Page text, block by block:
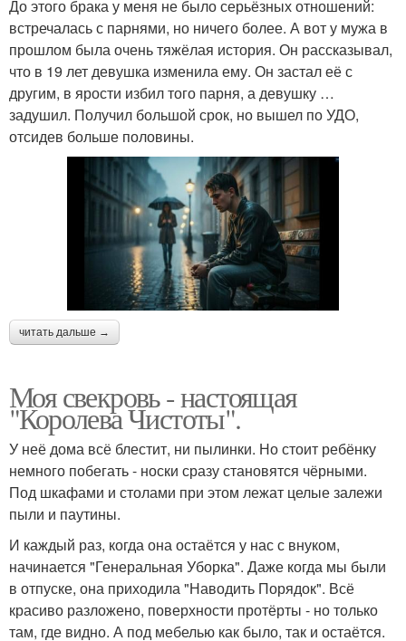
До этого брака у меня не было серьёзных отношений:
встречалась с парнями, но ничего более. А вот у мужа в
прошлом была очень тяжёлая история. Он рассказывал,
что в 19 лет девушка изменила ему. Он застал её с
другим, в ярости избил того парня, а девушку …
задушил. Получил большой срок, но вышел по УДО,
отсидев больше половины.
читать дальше →
Моя свекровь - настоящая
"Королева Чистоты".
У неё дома всё блестит, ни пылинки. Но стоит ребёнку
немного побегать - носки сразу становятся чёрными.
Под шкафами и столами при этом лежат целые залежи
пыли и паутины.
И каждый раз, когда она остаётся у нас с внуком,
начинается "Генеральная Уборка". Даже когда мы были
в отпуске, она приходила "Наводить Порядок". Всё
красиво разложено, поверхности протёрты - но только
там, где видно. А под мебелью как было, так и остаётся.